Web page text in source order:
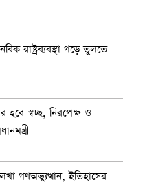
রাষ্ট্রব্যবস্থা গড়ে তুলতে
হবে স্বচ্ছ, নিরপেক্ষ ও
গণঅভ্যুত্থান, ইতিহাসের